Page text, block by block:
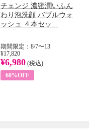
チェンジ 濃密潤いふん
わり泡洗顔 バブルウォ
ッシュ ４本セッ...
期間限定：8/7〜13
¥17,820
¥6,980 (税込)
60%OFF